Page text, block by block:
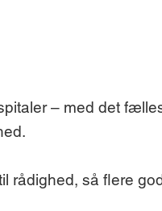
– med det
rådighed, så flere